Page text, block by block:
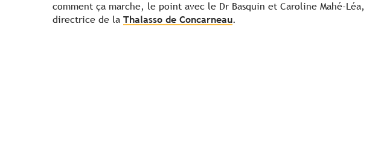
comment ça marche, le point avec le Dr Basquin et Caroline Mahé-Léa,
directrice de la Thalasso de Concarneau.